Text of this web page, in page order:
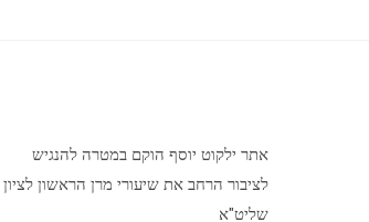
אתר ילקוט יוסף הוקם במטרה להנגיש
לציבור הרחב את שיעורי מרן הראשון לציון
שליט"א